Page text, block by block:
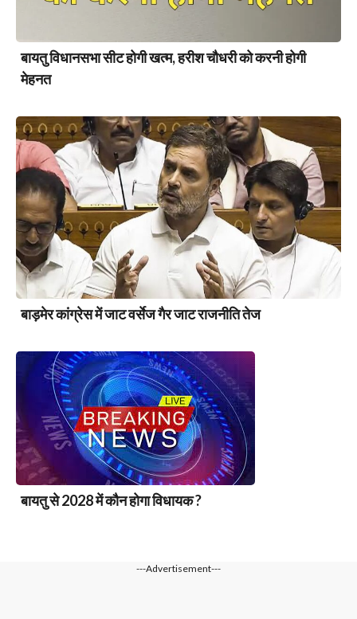
बायतु विधानसभा सीट होगी खत्म, हरीश चौधरी को करनी होगी
मेहनत
बाड़मेर कांग्रेस में जाट वर्सेज गैर जाट राजनीति तेज
बायतु से 2028 में कौन होगा विधायक ?
---Advertisement---